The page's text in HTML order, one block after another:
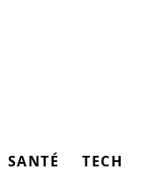
SANTÉ TECH